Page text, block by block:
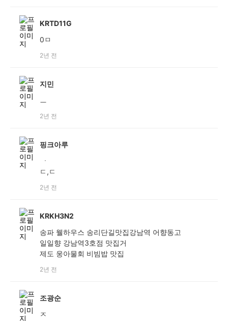
KRTD11G
0ㅁ
2년 전
지민
ㅡ
2년 전
핑크아루
ㆍ
ㄷ,ㄷ
2년 전
KRKH3N2
송파 웰하우스 송리단길맛집강남역 어향동고
일일향 강남역3호점 맛집거
제도 웅아물회 비빔밥 맛집
2년 전
조광순
ㅈ